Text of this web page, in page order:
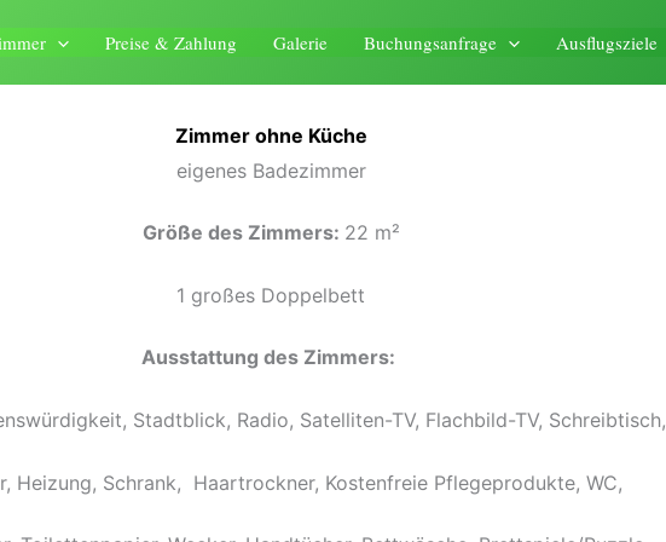
Preise & Zahlung Galerie Buchungsanfrage Ausflugsziele
Zimmer ohne Küche
eigenes Badezimmer
Größe des Zimmers: 22 m²
1 großes Doppelbett
Ausstattung des Zimmers:
Stadtblick, Radio, Satelliten-TV, Flachbild-TV, Schreibtisch,
Heizung, Schrank, Haartrockner, Kostenfreie Pflegeprodukte, WC,